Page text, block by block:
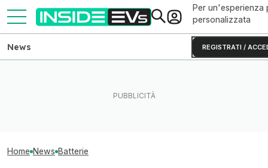
Per un'esperienza
personalizzata
REGISTRATI /
News
Home News Batterie